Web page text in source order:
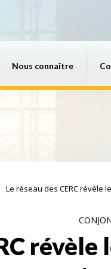
Nous connaître
Le réseau des CERC